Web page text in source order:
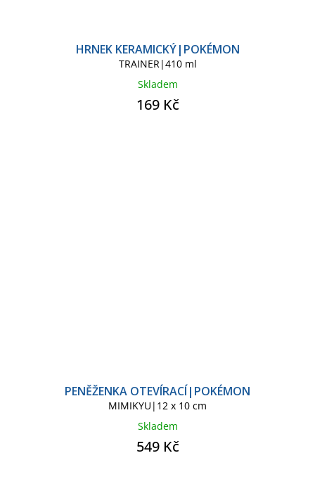
HRNEK KERAMICKÝ|POKÉMON
TRAINER|410 ml
Skladem
169 Kč
PENĚŽENKA OTEVÍRACÍ|POKÉMON
MIMIKYU|12 x 10 cm
Skladem
549 Kč